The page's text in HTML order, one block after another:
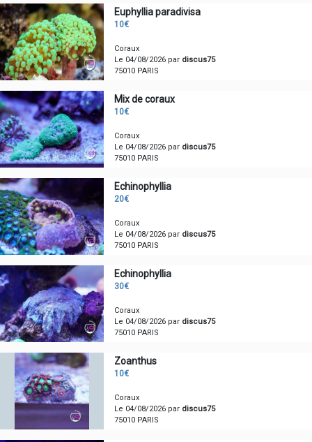
Euphyllia paradivisa
10€
Coraux
Le 04/08/2026 par discus75
75010 PARIS
Mix de coraux
10€
Coraux
Le 04/08/2026 par discus75
75010 PARIS
Echinophyllia
20€
Coraux
Le 04/08/2026 par discus75
75010 PARIS
Echinophyllia
30€
Coraux
Le 04/08/2026 par discus75
75010 PARIS
Zoanthus
10€
Coraux
Le 04/08/2026 par discus75
75010 PARIS